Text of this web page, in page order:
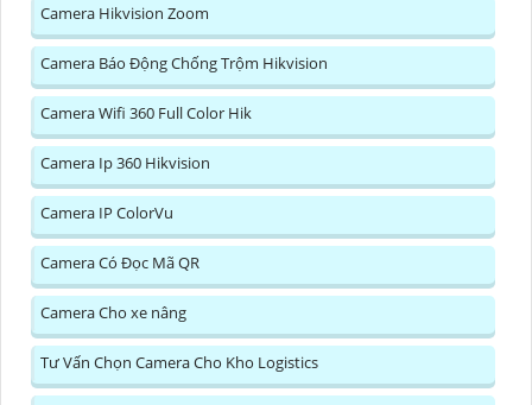
Camera Hikvision Zoom
Camera Báo Động Chống Trộm Hikvision
Camera Wifi 360 Full Color Hik
Camera Ip 360 Hikvision
Camera IP ColorVu
Camera Có Đọc Mã QR
Camera Cho xe nâng
Tư Vấn Chọn Camera Cho Kho Logistics